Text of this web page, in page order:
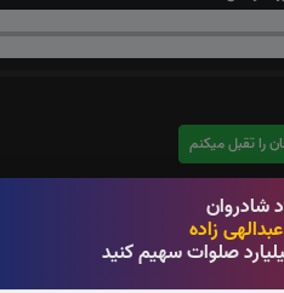
شادروان
زاده
صلوات سهیم کنید
دخان